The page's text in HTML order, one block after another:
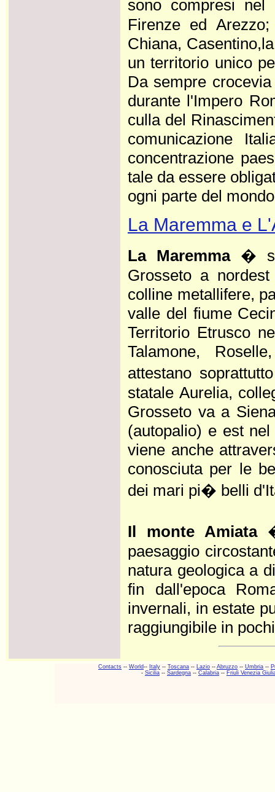
sono compresi
Firenze ed
Chiana,
un territorio unico
Da sempre
durante l'Impero
culla del
comunicazione
concentrazione
tale da essere
ogni parte del
La Maremma e
La Maremma �
Grosseto a
colline metallifere,
valle del fiume
Territorio Etrusco
Talamone,
attestano
statale Aurelia,
Grosseto va a
(autopalio) e est
viene anche
conosciuta per le
dei mari pi� belli
Il monte Amiata�
paesaggio
natura geologica a
fin dall'epoca
invernali, in estate
raggiungibile in
Contacts -- World-- Italy -- Toscana -- Lazio -- Abruzzo -- Umbria --
- Sicilia -- Sardegna -- Calabria -- Friuli Venezia